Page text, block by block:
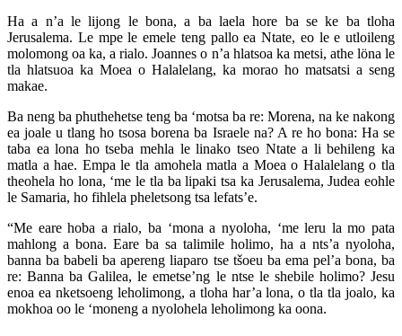
Ha a n’a le lijong le bona, a ba laela hore ba se ke ba tloha
Jerusalema. Le mpe le emele teng pallo ea Ntate, eo le e utloileng
molomong oa ka, a rialo. Joannes o n’a hlatsoa ka metsi, athe löna le
tla hlatsuoa ka Moea o Halalelang, ka morao ho matsatsi a seng
makae.
Ba neng ba phuthehetse teng ba ‘motsa ba re: Morena, na ke nakong
ea joale u tlang ho tsosa borena ba Israele na? A re ho bona: Ha se
taba ea lona ho tseba mehla le linako tseo Ntate a li behileng ka
matla a hae. Empa le tla amohela matla a Moea o Halalelang o tla
theohela ho lona, ‘me le tla ba lipaki tsa ka Jerusalema, Judea eohle
le Samaria, ho fihlela pheletsong tsa lefats’e.
“Me eare hoba a rialo, ba ‘mona a nyoloha, ‘me leru la mo pata
mahlong a bona. Eare ba sa talimile holimo, ha a nts’a nyoloha,
banna ba babeli ba apereng liaparo tse tšoeu ba ema pel’a bona, ba
re: Banna ba Galilea, le emetse’ng le ntse le shebile holimo? Jesu
enoa ea nketsoeng leholimong, a tloha har’a lona, o tla tla joalo, ka
mokhoa oo le ‘moneng a nyolohela leholimong ka oona.